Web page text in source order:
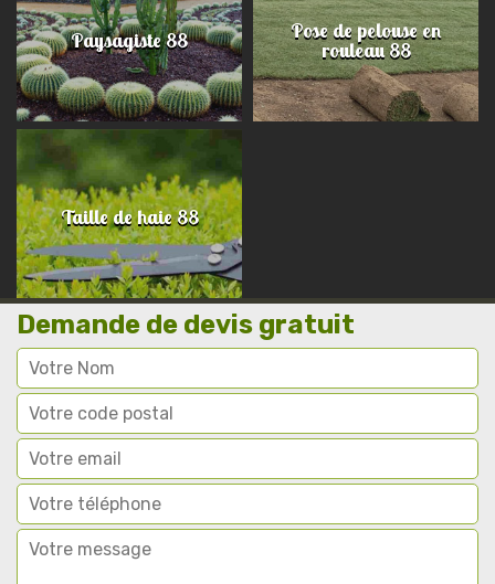
Paysagiste 88 Pose de pelouse en
rouleau 88
Taille de haie 88
Demande de devis gratuit